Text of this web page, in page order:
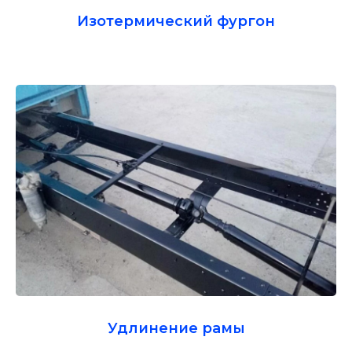
Изотермический фургон
Удлинение рамы